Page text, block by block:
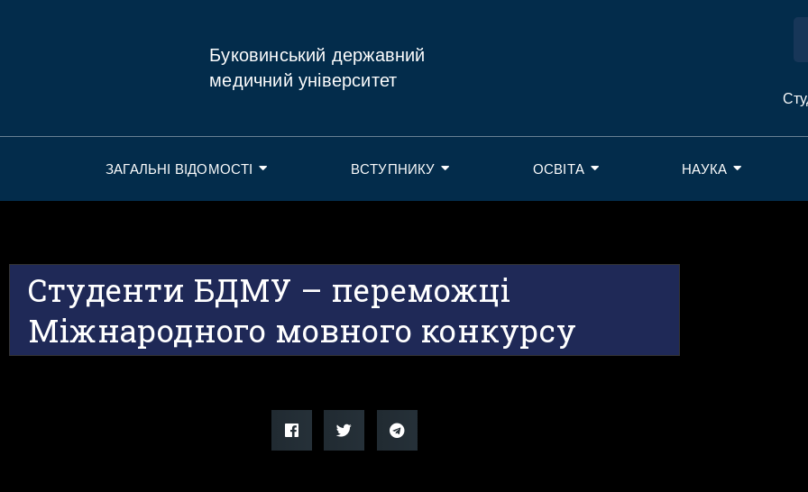
Буковинський державний
медичний університет
ЗАГАЛЬНІ ВІДОМОСТІ ВСТУПНИКУ ОСВІТА НАУКА
Студенти БДМУ – переможці
Міжнародного мовного конкурсу